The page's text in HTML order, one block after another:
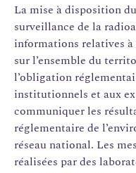
La mise à disposition
surveillance de la
informations relatives
sur l’ensemble du
l’obligation
institutionnels et aux
communiquer les
réglementaire de
réseau national. Les
réalisées par des